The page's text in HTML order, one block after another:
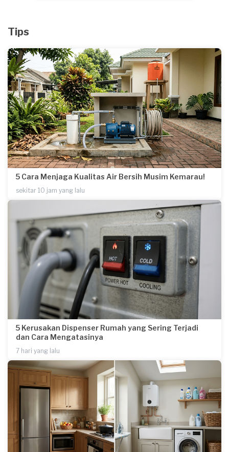
Tips
5 Cara Menjaga Kualitas Air Bersih Musim Kemarau!
sekitar 10 jam yang lalu
5 Kerusakan Dispenser Rumah yang Sering Terjadi
dan Cara Mengatasinya
7 hari yang lalu